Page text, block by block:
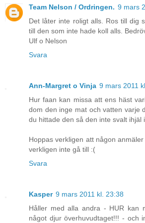
Team Nelson / Ordringen. 9 mars
Det låter inte roligt alls. Ros till dig
till den som inte hade koll alls.
Ulf o Nelson
Svara
Ann-Margret o Vinja 9 mars 2011
Hur faan kan missa att ens häst
dom den inge mat och vatten varje
du hittade den så den inte svalt ihjäl i
Hoppas verkligen att någon
verkligen inte gå till :(
Svara
Kasper 9 mars 2011 kl. 23:38
Håller med alla andra - HUR kan
något djur överhuvudtaget!!! - och